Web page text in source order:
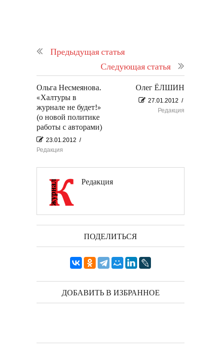
Предыдущая статья
Следующая статья
Ольга Несмеянова.
«Халтуры в
журнале не будет!»
(о новой политике
работы с авторами)
23.01.2012 /
Редакция
Олег ЁЛШИН
27.01.2012 /
Редакция
Редакция
ПОДЕЛИТЬСЯ
ДОБАВИТЬ В ИЗБРАННОЕ